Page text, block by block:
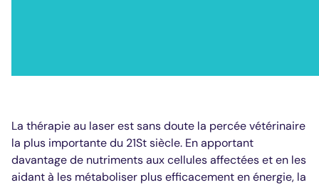
La thérapie au laser est sans doute la percée vétérinaire
la plus importante du 21Stsiècle. En apportant
davantage de nutriments aux cellules affectées et en les
aidant à les métaboliser plus efficacement en énergie, la